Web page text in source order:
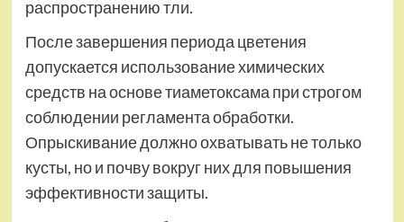
распространению тли.
После завершения периода цветения
допускается использование химических
средств на основе тиаметоксама при строгом
соблюдении регламента обработки.
Опрыскивание должно охватывать не только
кусты, но и почву вокруг них для повышения
эффективности защиты.